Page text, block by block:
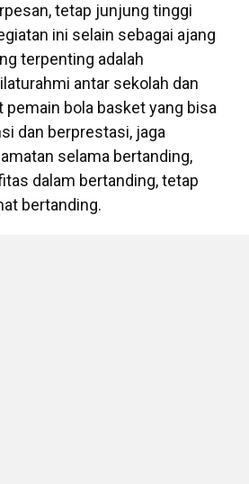
tetap junjung tinggi
ini selain sebagai ajang
terpenting adalah
antar sekolah dan
bola basket yang bisa
dan berprestasi, jaga
selama bertanding,
dalam bertanding, tetap
bertanding.